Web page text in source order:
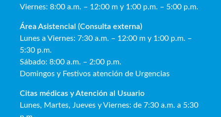
Viernes: 8:00 a.m. – 12:00 m y 1:00 p.m. – 5:00 p.m.
Área Asistencial (Consulta externa)
Lunes a Viernes: 7:30 a.m. – 12:00 m y 1:00 p.m. –
5:30 p.m.
Sábado: 8:00 a.m. – 2:00 p.m.
Domingos y Festivos atención de Urgencias
Citas médicas y Atención al Usuario
Lunes, Martes, Jueves y Viernes: de 7:30 a.m. a 5:30